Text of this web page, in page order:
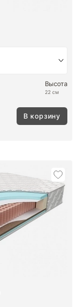
Высота
22 см
В корзину